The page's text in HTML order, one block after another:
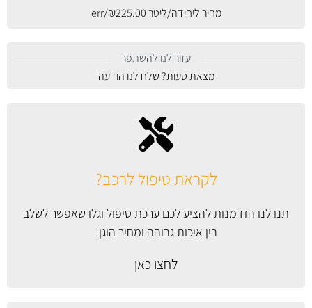
לקראת טיפול לרכב?
תנו לנו הזדמנות להציע לכם ערכת טיפול וגלו שאפשר לשלב
בין איכות גבוהה ומחיר הוגן!
לחצו כאן
מחיר ליחידה/ליטר
₪225.00
/err
עזור לנו להשתפר
מצאת טעות? שלח לנו הודעה